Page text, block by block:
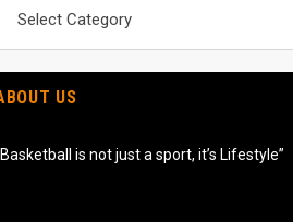
Select Category
US
is not just a sport, it’s Lifestyle”